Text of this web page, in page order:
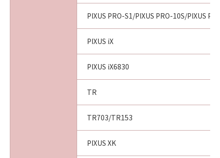
PIXUS PRO-S1/PIXUS PRO-10S/PIXUS
PIXUS iX
PIXUS iX6830
TR
TR703/TR153
PIXUS XK